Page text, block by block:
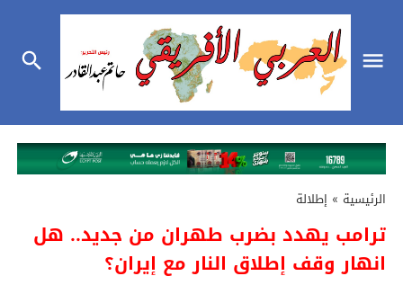
الرئيسية » إطلالة
ترامب يهدد بضرب طهران من جديد.. هل
انهار وقف إطلاق النار مع إيران؟